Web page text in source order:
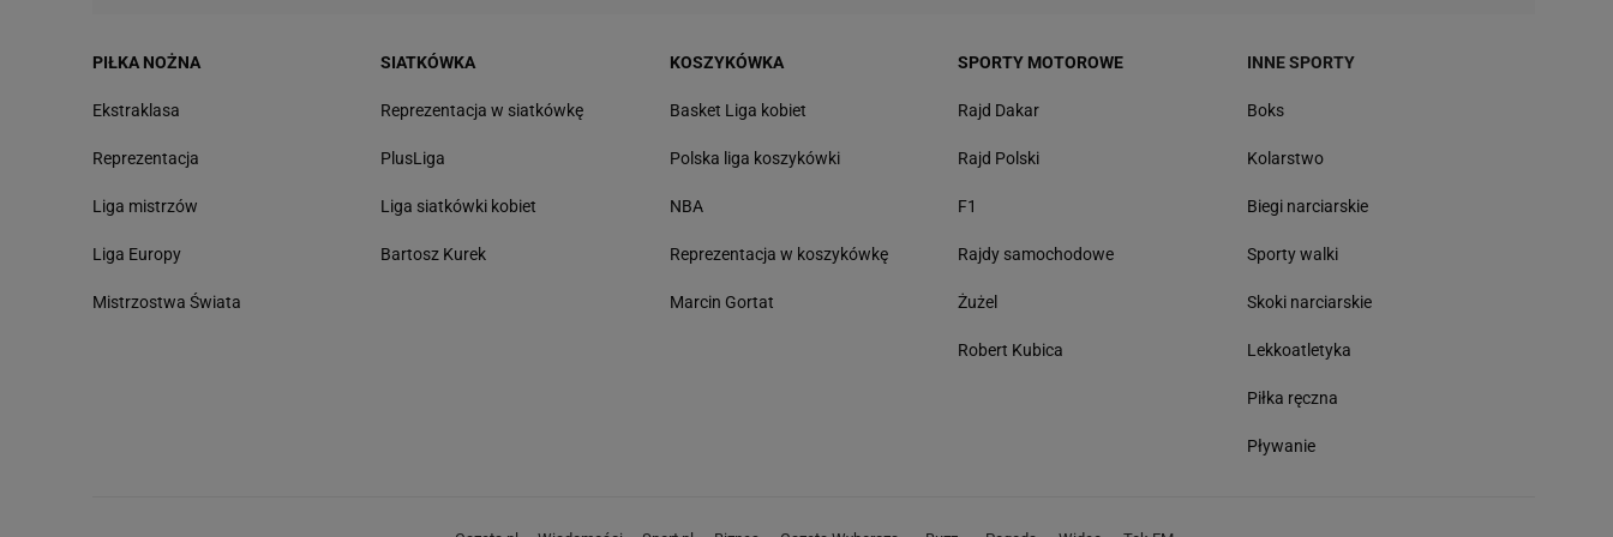
PIŁKA NOŻNA
Ekstraklasa
Reprezentacja
Liga mistrzów
Liga Europy
Mistrzostwa Świata
SIATKÓWKA
Reprezentacja w siatkówkę
PlusLiga
Liga siatkówki kobiet
Bartosz Kurek
KOSZYKÓWKA
Basket Liga kobiet
Polska liga koszykówki
NBA
Reprezentacja w koszykówkę
Marcin Gortat
SPORTY MOTOROWE
Rajd Dakar
Rajd Polski
F1
Rajdy samochodowe
Żużel
Robert Kubica
INNE SPORTY
Boks
Kolarstwo
Biegi narciarskie
Sporty walki
Skoki narciarskie
Lekkoatletyka
Piłka ręczna
Pływanie